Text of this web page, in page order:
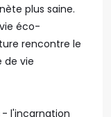
plus saine.
éco-
rencontre le
de vie
- l'incarnation